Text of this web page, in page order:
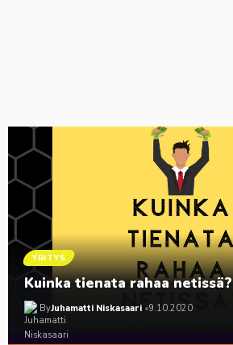
YRITYS
Kuinka tienata rahaa netissä?
ByJuhamatti Niskasaari 9.10.2020